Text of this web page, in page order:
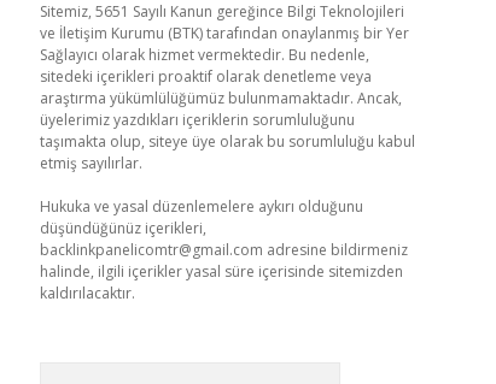
Sitemiz, 5651 Sayılı Kanun gereğince Bilgi Teknolojileri
ve İletişim Kurumu (BTK) tarafından onaylanmış bir Yer
Sağlayıcı olarak hizmet vermektedir. Bu nedenle,
sitedeki içerikleri proaktif olarak denetleme veya
araştırma yükümlülüğümüz bulunmamaktadır. Ancak,
üyelerimiz yazdıkları içeriklerin sorumluluğunu
taşımakta olup, siteye üye olarak bu sorumluluğu kabul
etmiş sayılırlar.
Hukuka ve yasal düzenlemelere aykırı olduğunu
düşündüğünüz içerikleri,
backlinkpanelicomtr@gmail.com adresine bildirmeniz
halinde, ilgili içerikler yasal süre içerisinde sitemizden
kaldırılacaktır.